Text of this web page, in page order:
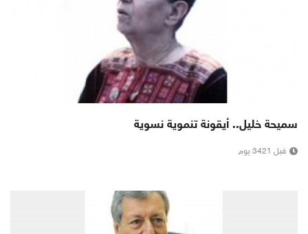
سميحة خليل.. أيقونة تنموية نسوية
قبل 3421 يوم